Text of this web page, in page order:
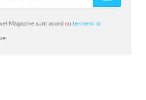
Magazine sunt acord cu termenii si